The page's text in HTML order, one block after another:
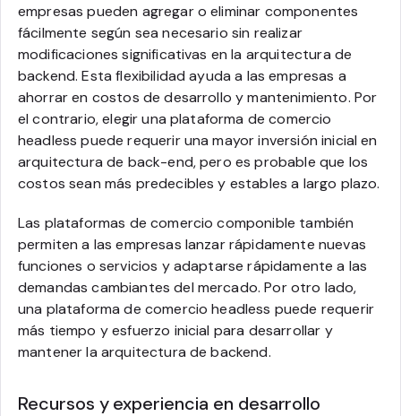
empresas pueden agregar o eliminar componentes
fácilmente según sea necesario sin realizar
modificaciones significativas en la arquitectura de
backend. Esta flexibilidad ayuda a las empresas a
ahorrar en costos de desarrollo y mantenimiento. Por
el contrario, elegir una plataforma de comercio
headless puede requerir una mayor inversión inicial en
arquitectura de back-end, pero es probable que los
costos sean más predecibles y estables a largo plazo.
Las plataformas de comercio componible también
permiten a las empresas lanzar rápidamente nuevas
funciones o servicios y adaptarse rápidamente a las
demandas cambiantes del mercado. Por otro lado,
una plataforma de comercio headless puede requerir
más tiempo y esfuerzo inicial para desarrollar y
mantener la arquitectura de backend.
Recursos y experiencia en desarrollo